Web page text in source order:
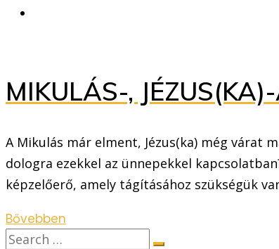
MIKULÁS-,
A Mikulás már elment, Jézus(ka) még várat
dologra ezekkel az ünnepekkel
képzelőerő, amely tágításához szükségük
Bővebben